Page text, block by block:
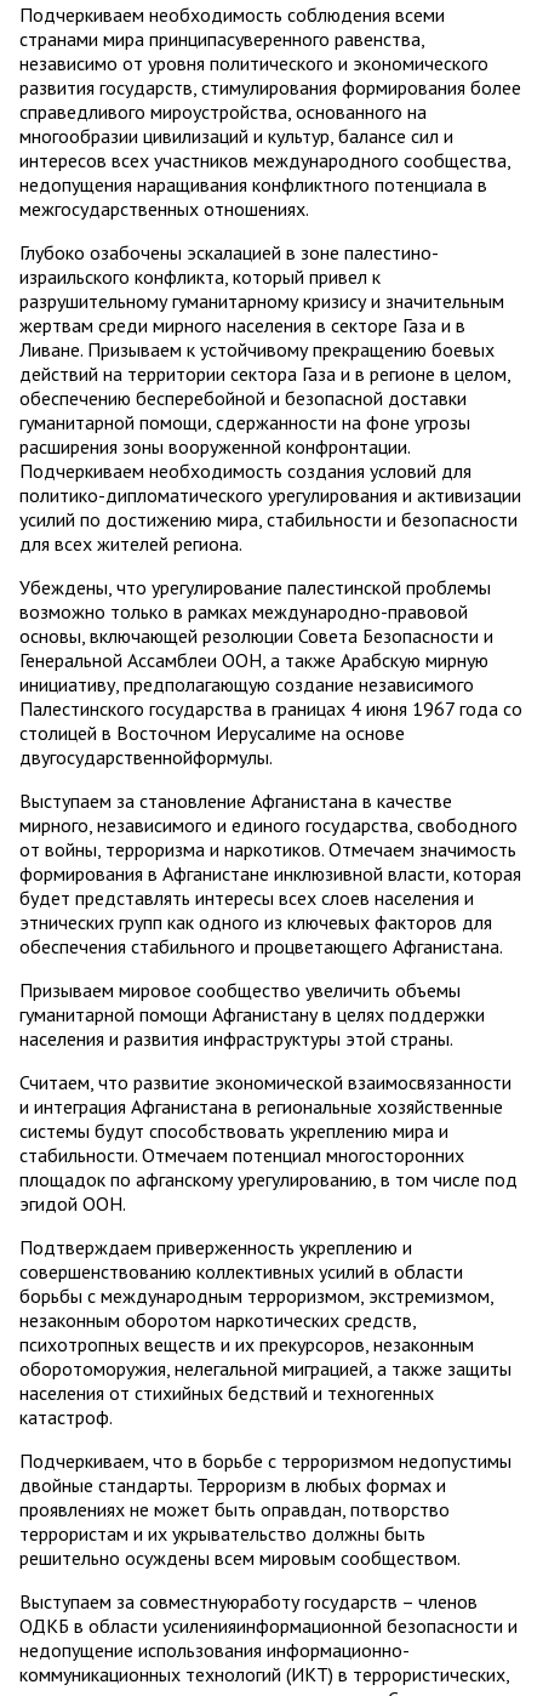
Подчеркиваем необходимость соблюдения всеми
странами мира принципасуверенного равенства,
независимо от уровня политического и экономического
развития государств, стимулирования формирования более
справедливого мироустройства, основанного на
многообразии цивилизаций и культур, балансе сил и
интересов всех участников международного сообщества,
недопущения наращивания конфликтного потенциала в
межгосударственных отношениях.
Глубоко озабочены эскалацией в зоне палестино-
израильского конфликта, который привел к
разрушительному гуманитарному кризису и значительным
жертвам среди мирного населения в секторе Газа и в
Ливане. Призываем к устойчивому прекращению боевых
действий на территории сектора Газа и в регионе в целом,
обеспечению бесперебойной и безопасной доставки
гуманитарной помощи, сдержанности на фоне угрозы
расширения зоны вооруженной конфронтации.
Подчеркиваем необходимость создания условий для
политико-дипломатического урегулирования и активизации
усилий по достижению мира, стабильности и безопасности
для всех жителей региона.
Убеждены, что урегулирование палестинской проблемы
возможно только в рамках международно-правовой
основы, включающей резолюции Совета Безопасности и
Генеральной Ассамблеи ООН, а также Арабскую мирную
инициативу, предполагающую создание независимого
Палестинского государства в границах 4 июня 1967 года со
столицей в Восточном Иерусалиме на основе
двугосударственнойформулы.
Выступаем за становление Афганистана в качестве
мирного, независимого и единого государства, свободного
от войны, терроризма и наркотиков. Отмечаем значимость
формирования в Афганистане инклюзивной власти, которая
будет представлять интересы всех слоев населения и
этнических групп как одного из ключевых факторов для
обеспечения стабильного и процветающего Афганистана.
Призываем мировое сообщество увеличить объемы
гуманитарной помощи Афганистану в целях поддержки
населения и развития инфраструктуры этой страны.
Считаем, что развитие экономической взаимосвязанности
и интеграция Афганистана в региональные хозяйственные
системы будут способствовать укреплению мира и
стабильности. Отмечаем потенциал многосторонних
площадок по афганскому урегулированию, в том числе под
эгидой ООН.
Подтверждаем приверженность укреплению и
совершенствованию коллективных усилий в области
борьбы с международным терроризмом, экстремизмом,
незаконным оборотом наркотических средств,
психотропных веществ и их прекурсоров, незаконным
оборотоморужия, нелегальной миграцией, а также защиты
населения от стихийных бедствий и техногенных
катастроф.
Подчеркиваем, что в борьбе с терроризмом недопустимы
двойные стандарты. Терроризм в любых формах и
проявлениях не может быть оправдан, потворство
террористам и их укрывательство должны быть
решительно осуждены всем мировым сообществом.
Выступаем за совместнуюработу государств – членов
ОДКБ в области усиленияинформационной безопасности и
недопущение использования информационно-
коммуникационных технологий (ИКТ) в террористических,